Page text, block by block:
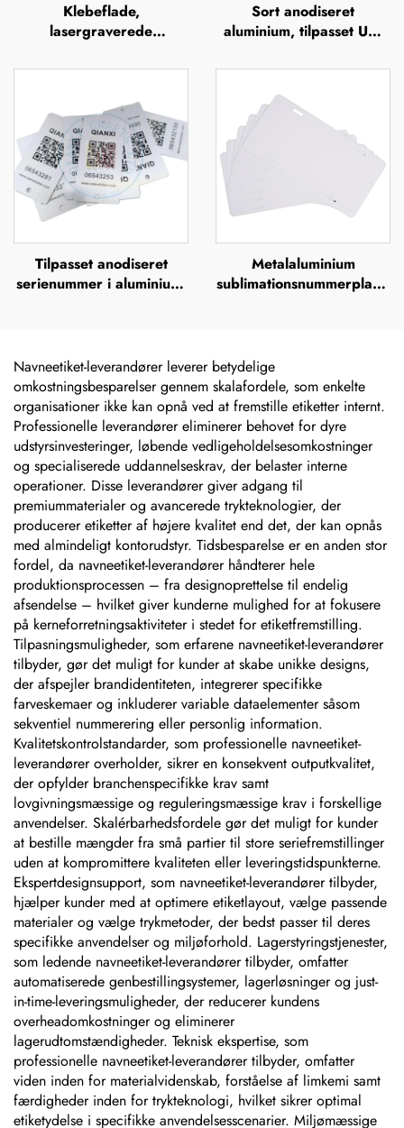
Klebeflade,
lasergraverede
mærkelabels
Sort anodiseret
aluminium, tilpasset UV-
offsettryk,
metalbrandnavn, forhøjet
metallogo-plade
Tilpasset anodiseret
serienummer i aluminium,
metallogo-plade
Metalaluminium
sublimationsnummerplade
Navneetiket-leverandører leverer betydelige
omkostningsbesparelser gennem skalafordele, som enkelte
organisationer ikke kan opnå ved at fremstille etiketter internt.
Professionelle leverandører eliminerer behovet for dyre
udstyrsinvesteringer, løbende vedligeholdelsesomkostninger
og specialiserede uddannelseskrav, der belaster interne
operationer. Disse leverandører giver adgang til
premiummaterialer og avancerede trykteknologier, der
producerer etiketter af højere kvalitet end det, der kan opnås
med almindeligt kontorudstyr. Tidsbesparelse er en anden stor
fordel, da navneetiket-leverandører håndterer hele
produktionsprocessen – fra designoprettelse til endelig
afsendelse – hvilket giver kunderne mulighed for at fokusere
på kerneforretningsaktiviteter i stedet for etiketfremstilling.
Tilpasningsmuligheder, som erfarene navneetiket-leverandører
tilbyder, gør det muligt for kunder at skabe unikke designs,
der afspejler brandidentiteten, integrerer specifikke
farveskemaer og inkluderer variable dataelementer såsom
sekventiel nummerering eller personlig information.
Kvalitetskontrolstandarder, som professionelle navneetiket-
leverandører overholder, sikrer en konsekvent outputkvalitet,
der opfylder branchenspecifikke krav samt
lovgivningsmæssige og reguleringsmæssige krav i forskellige
anvendelser. Skalérbarhedsfordele gør det muligt for kunder
at bestille mængder fra små partier til store seriefremstillinger
uden at kompromittere kvaliteten eller leveringstidspunkterne.
Ekspertdesignsupport, som navneetiket-leverandører tilbyder,
hjælper kunder med at optimere etiketlayout, vælge passende
materialer og vælge trykmetoder, der bedst passer til deres
specifikke anvendelser og miljøforhold. Lagerstyringstjenester,
som ledende navneetiket-leverandører tilbyder, omfatter
automatiserede genbestillingsystemer, lagerløsninger og just-
in-time-leveringsmuligheder, der reducerer kundens
overheadomkostninger og eliminerer
lagerudtomstændigheder. Teknisk ekspertise, som
professionelle navneetiket-leverandører tilbyder, omfatter
viden inden for materialvidenskab, forståelse af limkemi samt
færdigheder inden for trykteknologi, hvilket sikrer optimal
etiketydelse i specifikke anvendelsesscenarier. Miljømæssige